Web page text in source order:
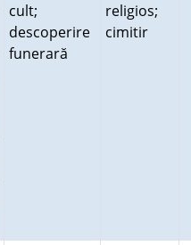
cult;
descoperire
funerară
religios;
cimitir